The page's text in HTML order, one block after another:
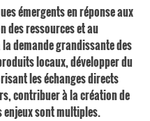
émergents en réponse aux
des ressources et au
demande grandissante des
locaux, développer du
les échanges directs
contribuer à la création de
sont multiples.